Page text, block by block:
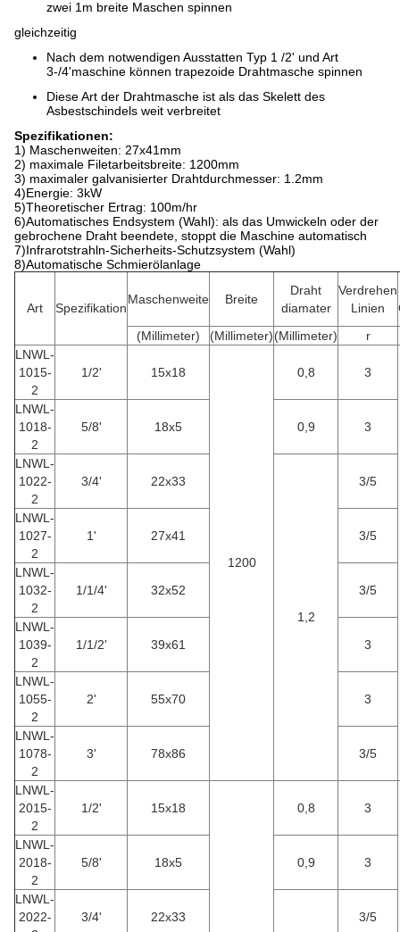
zwei 1m breite Maschen spinnen
gleichzeitig
Nach dem notwendigen Ausstatten Typ 1 /2' und Art
3-/4'maschine können trapezoide Drahtmasche spinnen
Diese Art der Drahtmasche ist als das Skelett des
Asbestschindels weit verbreitet
Spezifikationen:
1) Maschenweiten: 27x41mm
2) maximale Filetarbeitsbreite: 1200mm
3) maximaler galvanisierter Drahtdurchmesser: 1.2mm
4)Energie: 3kW
5)Theoretischer Ertrag: 100m/hr
6)Automatisches Endsystem (Wahl): als das Umwickeln oder der
gebrochene Draht beendete, stoppt die Maschine automatisch
7)Infrarotstrahln-Sicherheits-Schutzsystem (Wahl)
8)Automatische Schmierölanlage
Art Spezifikation
Maschenweite Breite
Draht
diamater
Verdrehen
Linien
(Millimeter)
(Millimeter)(Millimeter)
r
LNWL-
1015-
2
1/2' 15x18
1200
0,8 3
LNWL-
1018-
2
5/8' 18x5 0,9 3
LNWL-
1022-
2
3/4' 22x33
1,2
3/5
LNWL-
1027-
2
1' 27x41 3/5
LNWL-
1032-
2
1/1/4' 32x52 3/5
LNWL-
1039-
2
1/1/2' 39x61 3
LNWL-
1055-
2
2' 55x70 3
LNWL-
1078-
2
3' 78x86 3/5
LNWL-
2015-
2
1/2' 15x18 0,8 3
LNWL-
2018-
2
5/8' 18x5 0,9 3
LNWL-
2022-
3/4' 22x33 3/5